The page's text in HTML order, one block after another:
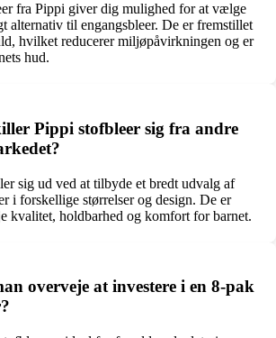
fra Pippi giver dig mulighed for at vælge
alternativ til engangsbleer. De er fremstillet
hvilket reducerer miljøpåvirkningen og er
hud.
Pippi stofbleer sig fra andre
sig ud ved at tilbyde et bredt udvalg af
i forskellige størrelser og design. De er
kvalitet, holdbarhed og komfort for barnet.
overveje at investere i en 8-pak